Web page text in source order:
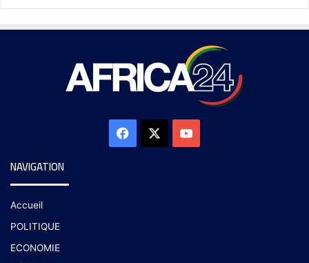
NAVIGATION
Accueil
POLITIQUE
ECONOMIE